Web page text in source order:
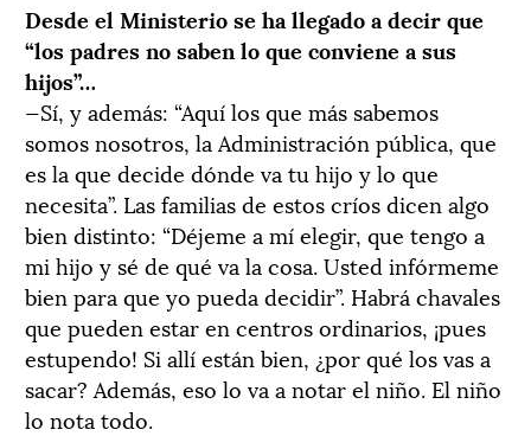
Desde el Ministerio se ha llegado a decir que
“los padres no saben lo que conviene a sus
hijos”…
—Sí, y además: “Aquí los que más sabemos
somos nosotros, la Administración pública, que
es la que decide dónde va tu hijo y lo que
necesita”. Las familias de estos críos dicen algo
bien distinto: “Déjeme a mí elegir, que tengo a
mi hijo y sé de qué va la cosa. Usted infórmeme
bien para que yo pueda decidir”. Habrá chavales
que pueden estar en centros ordinarios, ¡pues
estupendo! Si allí están bien, ¿por qué los vas a
sacar? Además, eso lo va a notar el niño. El niño
lo nota todo.